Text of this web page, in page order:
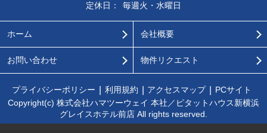
定休日：
毎週火・水曜日
ホーム 会社概要
お問い合わせ 物件リクエスト
プライバシーポリシー 利用規約 アクセスマップ
PCサイト
Copyright(c) 株式会社ハマツーウェイ 本社／ピタットハウス新横浜
グレイスホテル前店 All rights reserved.